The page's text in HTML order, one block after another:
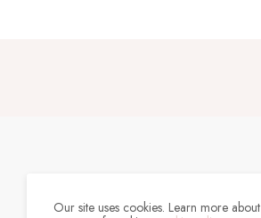
Our site uses cookies. Learn more about